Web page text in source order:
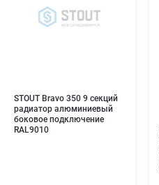
STOUT Bravo 350 9 секций
радиатор алюминиевый
боковое подключение
RAL9010